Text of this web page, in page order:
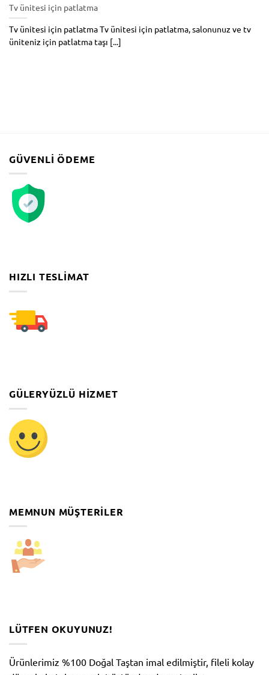
Tv ünitesi için patlatma
Tv ünitesi için patlatma Tv ünitesi için patlatma, salonunuz ve tv
üniteniz için patlatma taşı [...]
GÜVENLI ÖDEME
HIZLI TESLIMAT
GÜLERYÜZLÜ HIZMET
MEMNUN MÜŞTERILER
LÜTFEN OKUYUNUZ!
Ürünlerimiz %100 Doğal Taştan imal edilmiştir, fileli kolay